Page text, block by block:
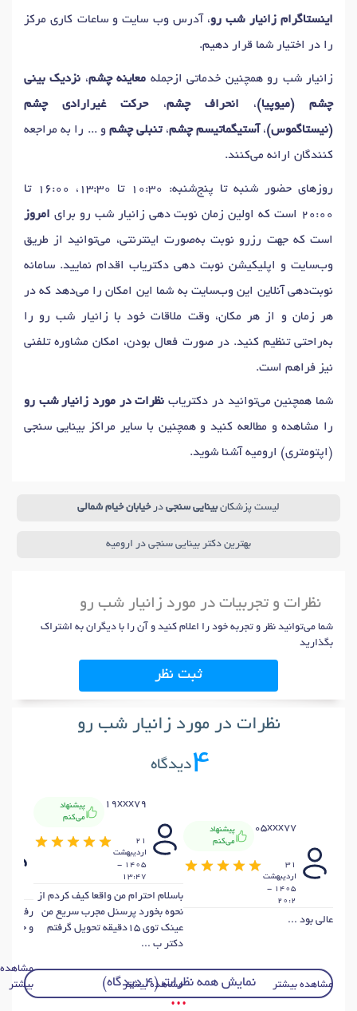
اینستاگرام زانیار شب رو، آدرس وب سایت و ساعات کاری مرکز
را در اختیار شما قرار دهیم.
زانیار شب رو همچنین خدماتی ازجمله معاینه چشم، نزدیک بینی
چشم (میوپیا)، انحراف چشم،حرکت غیرارادی چشم
(نیستاگموس)، آستیگماتیسم چشم،تنبلی چشمو ... را به مراجعه
کنندگان ارائه می‌کنند.
روزهای حضور شنبه تا پنج‌شنبه: 10:30 تا 13:30، 16:00 تا
20:00 است که اولین زمان نوبت دهی زانیار شب رو برای
امروز
است که جهت رزرو نوبت به‌صورت اینترنتی، می‌توانید از طریق
وب‌سایت و اپلیکیشن نوبت دهی دکتریاب اقدام نمایید. سامانه
نوبت‌دهی آنلاین این وب‌سایت به شما این امکان را می‌دهد که در
هر زمان و از هر مکان، وقت ملاقات خود با زانیار شب رو را
به‌راحتی تنظیم کنید. در صورت فعال بودن، امکان مشاوره تلفنی
نیز فراهم است.
شما همچنین می‌توانید در دکتریاب نظرات در مورد زانیار شب رو
را مشاهده و مطالعه کنید و همچنین با سایر مراکز بینایی سنجی
(اپتومتری) ارومیه آشنا شوید.
لیست پزشکان بینایی سنجی درخیابان خیام شمالی
بهترین دکتر بینایی سنجی در ارومیه
نظرات و تجربیات در مورد زانیار شب رو
شما می‌توانید نظر و تجربه خود را اعلام کنید و آن را با دیگران به اشتراک
بگذارید
ثبت نظر
نظرات در مورد زانیار شب رو
4دیدگاه
05xxx77
پیشنهاد
می‌کنم
31
ارديبهشت
1405 -
20:2
عالی بود ...
مشاهده بیشتر
19xxx79
پیشنهاد
می‌کنم
21
ارديبهشت
1405 -
13:47
باسلام احترام من واقعا کیف کردم از
نحوه بخورد پرسنل مجرب سریع من
عینک توی ۱۵دقیقه تحویل گرفتم
دکتر ب ...
مشاهده بیشتر
رفتار
و
مشاهده
بیشتر
نمایش همه نظرات (4 دیدگاه)
• • •